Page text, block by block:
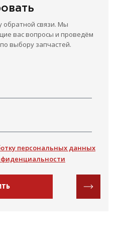
связи. Мы
вас вопросы и проведём
выбору запчастей.
персональных данных